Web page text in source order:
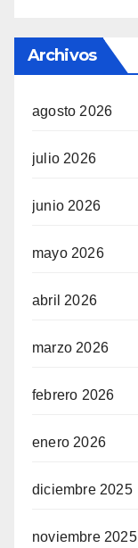
Archivos
agosto 2026
julio 2026
junio 2026
mayo 2026
abril 2026
marzo 2026
febrero 2026
enero 2026
diciembre 2025
noviembre 2025